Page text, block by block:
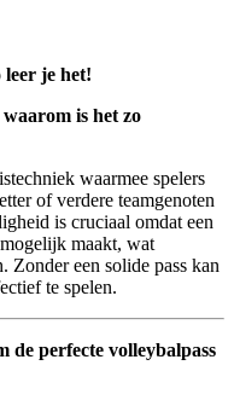
leer‍ je‌ het!
is het zo
waarmee ⁣spelers
of verdere teamgenoten
is cruciaal omdat een
maakt, wat
⁣Zonder een solide pass kan‍
‌te spelen.
de perfecte volleybalpass